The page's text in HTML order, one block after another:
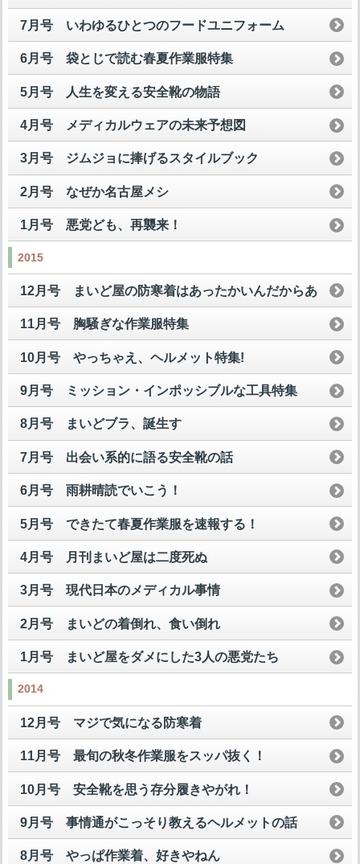
7月号 いわゆるひとつのフードユニフォーム
6月号 袋とじで読む春夏作業服特集
5月号 人生を変える安全靴の物語
4月号 メディカルウェアの未来予想図
3月号 ジムジョに捧げるスタイルブック
2月号 なぜか名古屋メシ
1月号 悪党ども、再襲来！
2015
12月号 まいど屋の防寒着はあったかいんだからあ
11月号 胸騒ぎな作業服特集
10月号 やっちゃえ、ヘルメット特集!
9月号 ミッション・インポッシブルな工具特集
8月号 まいどブラ、誕生す
7月号 出会い系的に語る安全靴の話
6月号 雨耕晴読でいこう！
5月号 できたて春夏作業服を速報する！
4月号 月刊まいど屋は二度死ぬ
3月号 現代日本のメディカル事情
2月号 まいどの着倒れ、食い倒れ
1月号 まいど屋をダメにした3人の悪党たち
2014
12月号 マジで気になる防寒着
11月号 最旬の秋冬作業服をスッパ抜く！
10月号 安全靴を思う存分履きやがれ！
9月号 事情通がこっそり教えるヘルメットの話
8月号 やっぱ作業着、好きやねん